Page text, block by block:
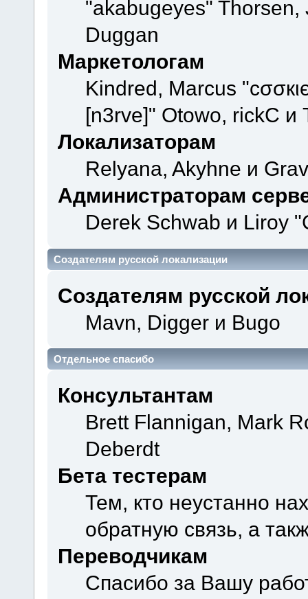
"akabugeyes"
Duggan
Маркетологам
Kindred, Marcus
[n3rve]" Otowo, rickC и
Локализаторам
Relyana, Akyhne и
Администраторам
Derek Schwab и Liroy
Создателям русской локализации
Создателям русской
Mavn, Digger и Bugo
Отдельное спасибо
Консультантам
Brett Flannigan, Mark
Deberdt
Бета тестерам
Тем, кто неустанно
обратную связь, а
Переводчикам
Спасибо за Вашу